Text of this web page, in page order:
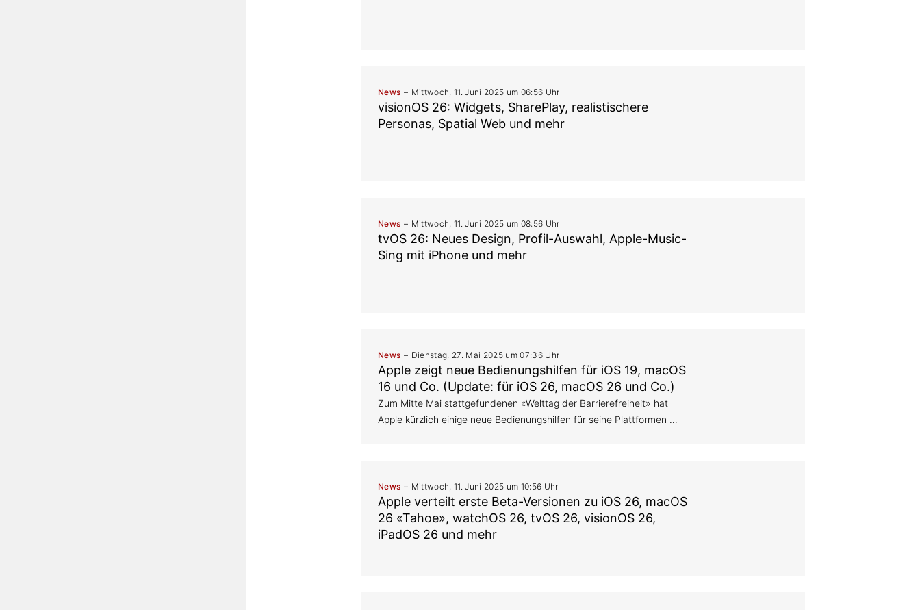
News Mittwoch, 11. Juni 2025 um 06:56 Uhr
visionOS 26: Widgets, SharePlay, realistischere
Personas, Spatial Web und mehr
News Mittwoch, 11. Juni 2025 um 08:56 Uhr
tvOS 26: Neues Design, Profil-Auswahl, Apple-Music-
Sing mit iPhone und mehr
News Dienstag, 27. Mai 2025 um 07:36 Uhr
Apple zeigt neue Bedienungshilfen für iOS 19, macOS
16 und Co. (Update: für iOS 26, macOS 26 und Co.)
Zum Mitte Mai stattgefundenen «Welttag der Barrierefreiheit» hat
Apple kürzlich einige neue Bedienungshilfen für seine Plattformen …
News Mittwoch, 11. Juni 2025 um 10:56 Uhr
Apple verteilt erste Beta-Versionen zu iOS 26, macOS
26 «Tahoe», watchOS 26, tvOS 26, visionOS 26,
iPadOS 26 und mehr